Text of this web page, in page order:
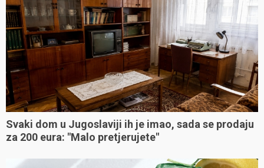
Svaki dom u Jugoslaviji ih je imao, sada se prodaju
za 200 eura: "Malo pretjerujete"